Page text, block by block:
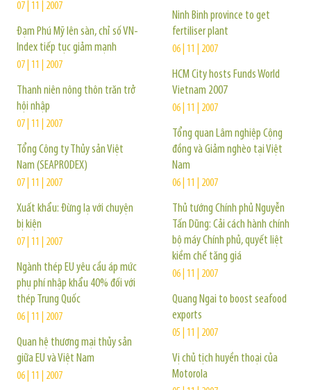
07 | 11 | 2007
Đạm Phú Mỹ lên sàn, chỉ số VN-
Index tiếp tục giảm mạnh
07 | 11 | 2007
Thanh niên nông thôn trăn trở
hội nhập
07 | 11 | 2007
Tổng Công ty Thủy sản Việt
Nam (SEAPRODEX)
07 | 11 | 2007
Xuất khẩu: Đừng lạ với chuyện
bị kiện
07 | 11 | 2007
Ngành thép EU yêu cầu áp mức
phụ phí nhập khẩu 40% đối với
thép Trung Quốc
06 | 11 | 2007
Quan hệ thương mại thủy sản
giữa EU và Việt Nam
06 | 11 | 2007
Ninh Binh province to get
fertiliser plant
06 | 11 | 2007
HCM City hosts Funds World
Vietnam 2007
06 | 11 | 2007
Tổng quan Lâm nghiệp Cộng
đồng và Giảm nghèo tại Việt
Nam
06 | 11 | 2007
Thủ tướng Chính phủ Nguyễn
Tấn Dũng: Cải cách hành chính
bộ máy Chính phủ, quyết liệt
kiềm chế tăng giá
06 | 11 | 2007
Quang Ngai to boost seafood
exports
05 | 11 | 2007
Vị chủ tịch huyền thoại của
Motorola